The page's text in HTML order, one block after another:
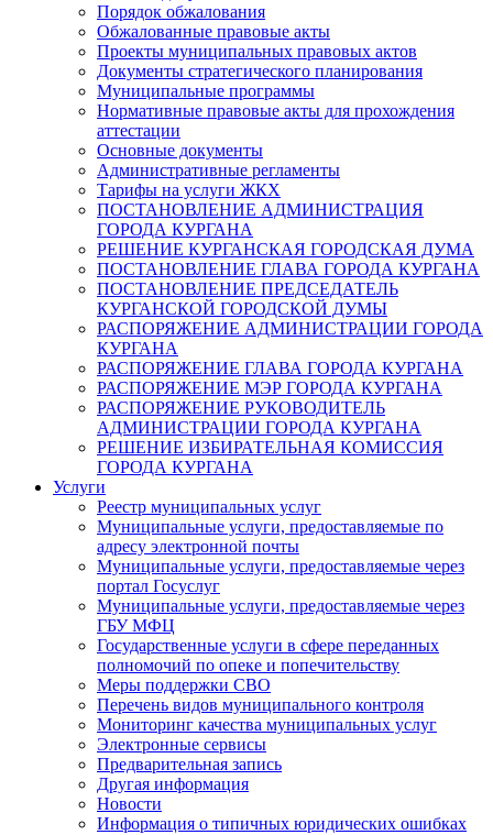
Порядок обжалования
Обжалованные правовые акты
Проекты муниципальных правовых актов
Документы стратегического планирования
Муниципальные программы
Нормативные правовые акты для прохождения
аттестации
Основные документы
Административные регламенты
Тарифы на услуги ЖКХ
ПОСТАНОВЛЕНИЕ АДМИНИСТРАЦИЯ
ГОРОДА КУРГАНА
РЕШЕНИЕ КУРГАНСКАЯ ГОРОДСКАЯ ДУМА
ПОСТАНОВЛЕНИЕ ГЛАВА ГОРОДА КУРГАНА
ПОСТАНОВЛЕНИЕ ПРЕДСЕДАТЕЛЬ
КУРГАНСКОЙ ГОРОДСКОЙ ДУМЫ
РАСПОРЯЖЕНИЕ АДМИНИСТРАЦИИ ГОРОДА
КУРГАНА
РАСПОРЯЖЕНИЕ ГЛАВА ГОРОДА КУРГАНА
РАСПОРЯЖЕНИЕ МЭР ГОРОДА КУРГАНА
РАСПОРЯЖЕНИЕ РУКОВОДИТЕЛЬ
АДМИНИСТРАЦИИ ГОРОДА КУРГАНА
РЕШЕНИЕ ИЗБИРАТЕЛЬНАЯ КОМИССИЯ
ГОРОДА КУРГАНА
Услуги
Реестр муниципальных услуг
Муниципальные услуги, предоставляемые по
адресу электронной почты
Муниципальные услуги, предоставляемые через
портал Госуслуг
Муниципальные услуги, предоставляемые через
ГБУ МФЦ
Государственные услуги в сфере переданных
полномочий по опеке и попечительству
Меры поддержки СВО
Перечень видов муниципального контроля
Мониторинг качества муниципальных услуг
Электронные сервисы
Предварительная запись
Другая информация
Новости
Информация о типичных юридических ошибках